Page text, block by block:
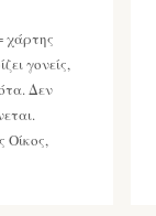
χάρτης
γονείς,
Δεν
Οίκος,